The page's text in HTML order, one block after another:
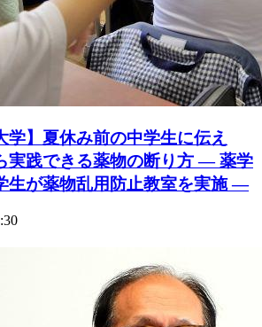
学】夏休み前の中学生に伝え
践できる薬物の断り方 — 薬学
生が薬物乱用防止教室を実施 —